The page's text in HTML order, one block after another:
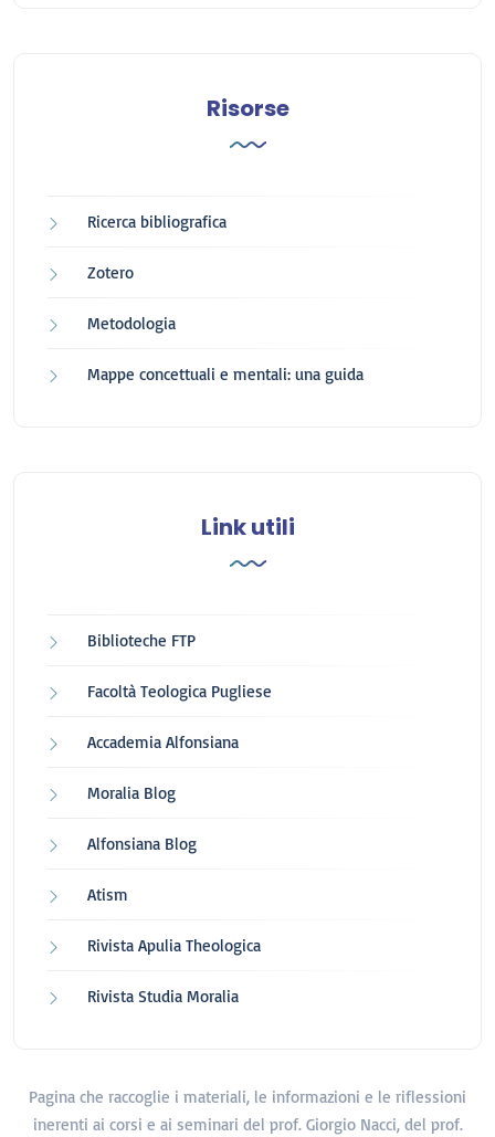
Risorse
Ricerca bibliografica
Zotero
Metodologia
Mappe concettuali e mentali: una guida
Link utili
Biblioteche FTP
Facoltà Teologica Pugliese
Accademia Alfonsiana
Moralia Blog
Alfonsiana Blog
Atism
Rivista Apulia Theologica
Rivista Studia Moralia
Pagina che raccoglie i materiali, le informazioni e le riflessioni
inerenti ai corsi e ai seminari del prof. Giorgio Nacci, del prof.